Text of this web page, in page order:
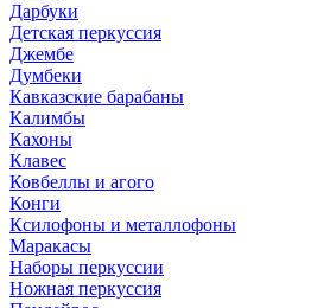
Дарбуки
Детская перкуссия
Джембе
Думбеки
Кавказские барабаны
Калимбы
Кахоны
Клавес
Ковбеллы и агого
Конги
Ксилофоны и металлофоны
Маракасы
Наборы перкуссии
Ножная перкуссия